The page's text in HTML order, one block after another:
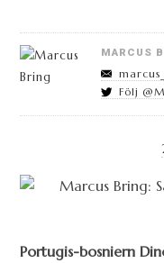
MARCUS
Följ
Portugis-bosniern